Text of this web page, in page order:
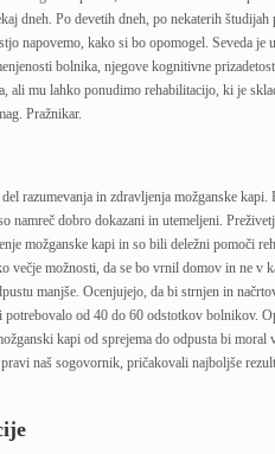
dneh. Po devetih dneh, po nekaterih študijah
napovemo, kako si bo opomogel. Seveda je
bolnika, njegove kognitivne
ali mu lahko ponudimo rehabilitacijo, ki je
Pražnikar.
razumevanja in zdravljenja možganske
namreč dobro dokazani in utemeljeni.
možganske kapi in so bili deležni pomoči
večje možnosti, da se bo vrnil domov in ne v
manjše. Ocenjujejo, da bi strnjen in
od 40 do 60 odstotkov bolnikov.
kapi od sprejema do odpusta bi moral
naš sogovornik, pričakovali najboljše